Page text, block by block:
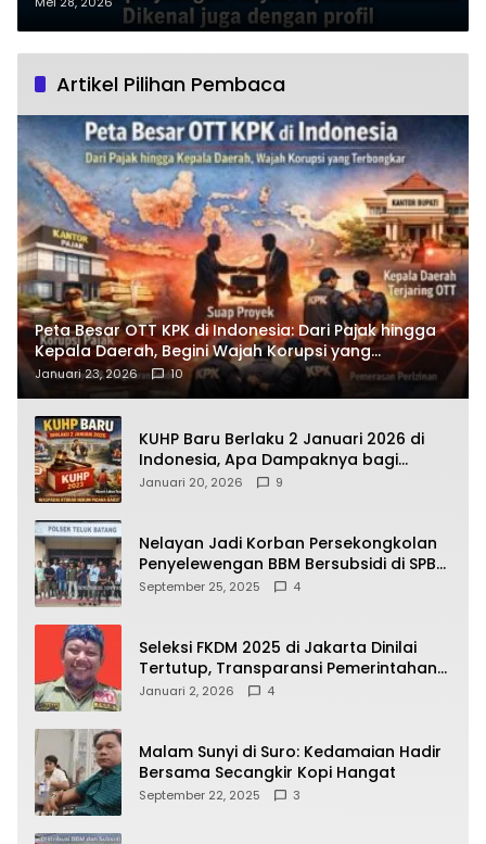
Bintang, Aparat Tingkatkan
Artikel Pilihan Pembaca
Peta Besar OTT KPK di Indonesia: Dari Pajak hingga
Kepala Daerah, Begini Wajah Korupsi yang
Terbongkar
Januari 23, 2026 10
KUHP Baru Berlaku 2 Januari 2026 di
Indonesia, Apa Dampaknya bagi
Kehidupan Warga? Ini Aturan Kunci
Januari 20, 2026 9
Nelayan Jadi Korban Persekongkolan
Penyelewengan BBM Bersubsidi di SPBU
64.78809 Teluk Batang
September 25, 2025 4
Seleksi FKDM 2025 di Jakarta Dinilai
Tertutup, Transparansi Pemerintahan
Pramono–Rano Dipertanyakan
Januari 2, 2026 4
Malam Sunyi di Suro: Kedamaian Hadir
Bersama Secangkir Kopi Hangat
September 22, 2025 3